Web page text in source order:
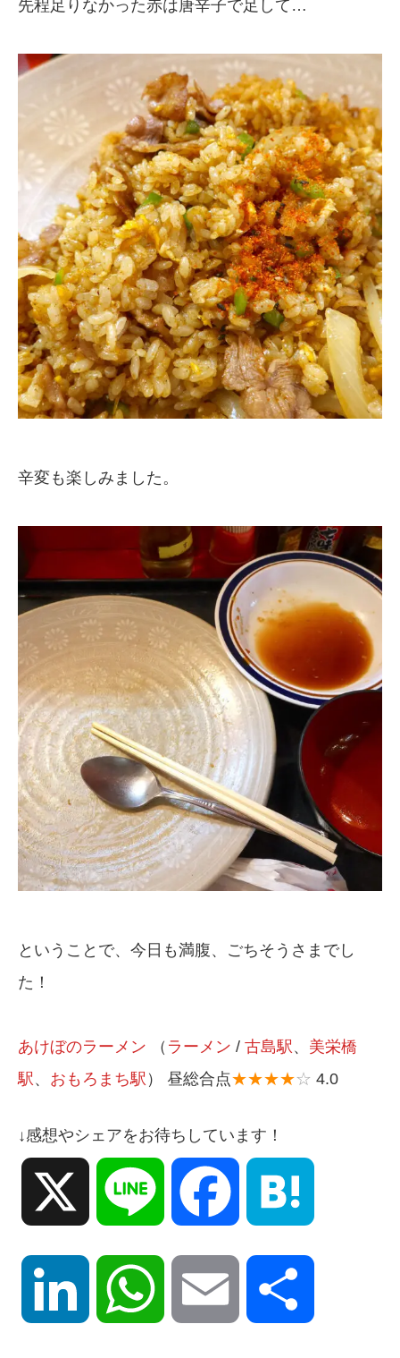
先程足りなかった赤は唐辛子で足して…
辛変も楽しみました。
ということで、今日も満腹、ごちそうさまでし
た！
あけぼのラーメン （ ラーメン / 古島駅、 美栄橋
駅、 おもろまち駅 ） 昼総合点★★★★☆ 4.0
↓感想やシェアをお待ちしています！
Line Facebook
LinkedIn WhatsApp Email